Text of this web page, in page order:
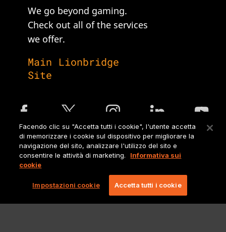
We go beyond gaming.
Check out all of the services
we offer.
Main Lionbridge
Site
Legal Notices and Policies
Ⓒ Copyright 2026 Lionbridge Technologies, LLC. All Rights
reserved.
Facendo clic su "Accetta tutti i cookie", l'utente accetta
di memorizzare i cookie sul dispositivo per migliorare la
navigazione del sito, analizzare l'utilizzo del sito e
consentire le attività di marketing.
Informativa sui
cookie
Impostazioni cookie Accetta tutti i cookie